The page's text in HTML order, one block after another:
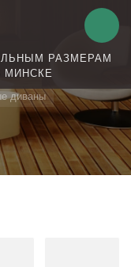
РАЗМЕРАМ
МИНСКЕ
диваны